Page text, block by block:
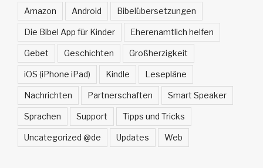
Amazon Android Bibelübersetzungen
Die Bibel App für Kinder Eherenamtlich helfen
Gebet Geschichten Großherzigkeit
iOS (iPhone iPad) Kindle Lesepläne
Nachrichten Partnerschaften Smart Speaker
Sprachen Support Tipps und Tricks
Uncategorized @de Updates Web